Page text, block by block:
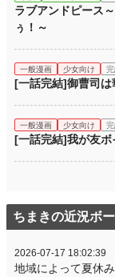
ラブアンドピース
ぅ！～
一般漫画 少女向け
[一話完結]御曹司は
一般漫画 少女向け
[一話完結]我が友ボ
ちまきの近況ボ
2026-07-17 18:02:39
地域によって夏休